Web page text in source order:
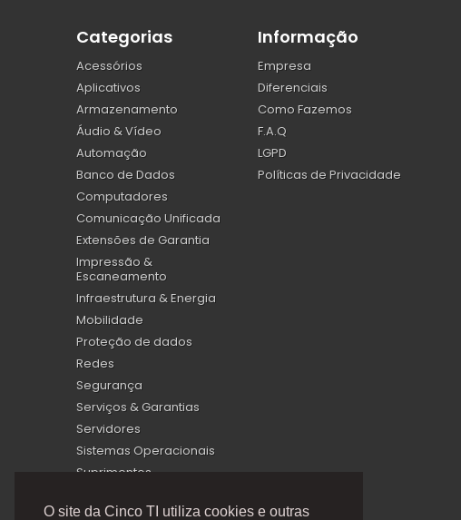
O site da Cinco TI utiliza cookies e outras
Categorias
Acessórios
Aplicativos
Armazenamento
Áudio & Vídeo
Automação
Banco de Dados
Computadores
Comunicação Unificada
Extensões de Garantia
Impressão &
Escaneamento
Infraestrutura & Energia
Mobilidade
Proteção de dados
Redes
Segurança
Serviços & Garantias
Servidores
Sistemas Operacionais
Suprimentos
Informação
Empresa
Diferenciais
Como Fazemos
F.A.Q
LGPD
Políticas de Privacidade